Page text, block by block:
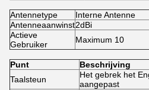
Antennetype
Interne Antenne
Antenneaanwinst2dBi
Actieve
Gebruiker
Maximum 10
Punt
Beschrijving
Taalsteun
Het gebrek het
aangepast